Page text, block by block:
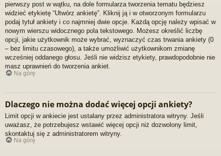
pierwszy post w wątku, na dole formularza tworzenia tematu będziesz
widzieć etykietę “Utwórz ankietę”. Kliknij ją i w otworzonym formularzu
podaj tytuł ankiety i co najmniej dwie opcje. Każdą opcję należy wpisać w
nowym wierszu widocznego pola tekstowego. Możesz określić liczbę
opcji, jakie użytkownik może wybrać, wyznaczyć czas trwania ankiety (0
– bez limitu czasowego), a także umożliwić użytkownikom zmianę
wcześniej oddanego głosu. Jeśli nie widzisz etykiety, prawdopodobnie nie
masz uprawnień do tworzenia ankiet.
Na górę
Dlaczego nie można dodać więcej opcji ankiety?
Limit opcji w ankiecie jest ustalany przez administratora witryny. Jeśli
uważasz, że potrzebujesz wstawić więcej opcji niż dozwolony limit,
skontaktuj się z administratorem witryny.
Na górę